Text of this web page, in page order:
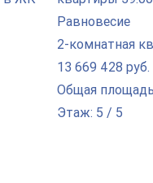
2-комнатная
13 669 428 руб.
Общая
Этаж: 5 / 5